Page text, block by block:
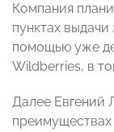
Компания
пунктах
помощью уже
Wildberries, в
Далее Евгений
преимуществах